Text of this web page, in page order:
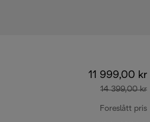
11 999,00 kr
14 399,00 kr
Foreslått pris